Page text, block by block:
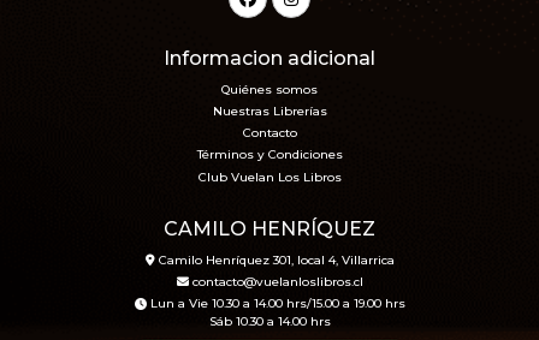
Informacion adicional
Quiénes somos
Nuestras Librerías
Contacto
Términos y Condiciones
Club Vuelan Los Libros
CAMILO HENRÍQUEZ
Camilo Henríquez 301, local 4, Villarrica
contacto@vuelanloslibros.cl
Lun a Vie 10.30 a 14.00 hrs/15.00 a 19.00 hrs
Sáb 10.30 a 14.00 hrs